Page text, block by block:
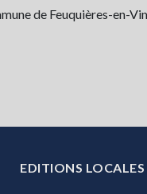
de Feuquières-en-
EDITIONS LOCALES